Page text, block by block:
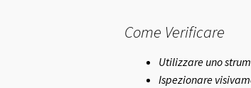
Come Verificare
Utilizzare uno
Ispezionare